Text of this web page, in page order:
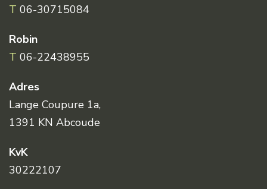
T 06-30715084
Robin
T 06-22438955
Adres
Lange Coupure 1a,
1391 KN Abcoude
KvK
30222107